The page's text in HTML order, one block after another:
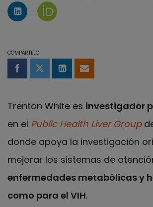
Perfil de Linkedin de Trenton
COMPÁRTELO
Compartir en Facebook
Compartir en Twitter
Compartir en LinkedIn
Compartir por
Trenton White es investigador
en el Public Health Liver Group
donde apoya la investigación
mejorar los sistemas de
enfermedades metabólicas y
como para el VIH.